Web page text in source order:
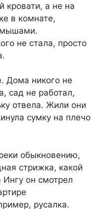
кровати, а не на
в комнате,
мышами.
не стала, просто
Дома никого не
сад не работал,
отвела. Жили они
сумку на плечо
обыкновению,
стрижка, какой
он смотрел
русалка.